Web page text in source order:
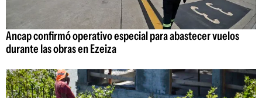
Ancap confirmó operativo especial para abastecer vuelos
durante las obras en Ezeiza